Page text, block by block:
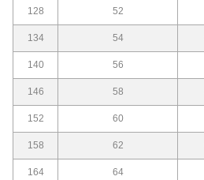
128 52
134 54
140 56
146 58
152 60
158 62
164 64